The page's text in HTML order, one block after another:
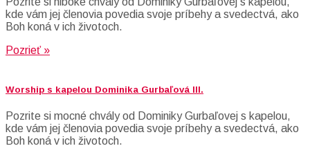
kde vám jej členovia povedia svoje príbehy a svedectvá, ako
Boh koná v ich životoch.
Pozrieť »
Worship s kapelou Dominika Gurbaľová III.
Pozrite si mocné chvály od Dominiky Gurbaľovej s kapelou,
kde vám jej členovia povedia svoje príbehy a svedectvá, ako
Boh koná v ich životoch.